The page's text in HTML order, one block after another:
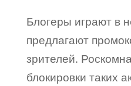
Блогеры играют в
предлагают
зрителей.
блокировки таких